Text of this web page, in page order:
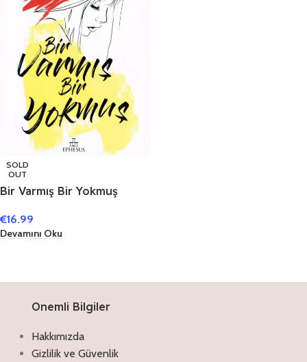
SOLD
OUT
Bir Varmış Bir Yokmuş
€16.99
Devamını Oku
Onemli Bilgiler
Hakkımızda
Gizlilik ve Güvenlik